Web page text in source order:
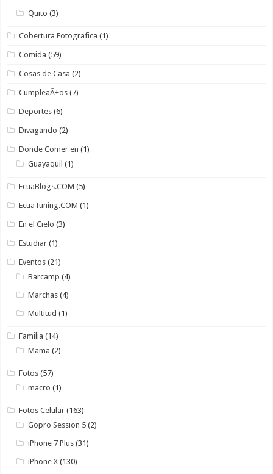
Quito (3)
Cobertura Fotografica (1)
Comida (59)
Cosas de Casa (2)
CumpleaÃ±os (7)
Deportes (6)
Divagando (2)
Donde Comer en (1)
Guayaquil (1)
EcuaBlogs.COM (5)
EcuaTuning.COM (1)
En el Cielo (3)
Estudiar (1)
Eventos (21)
Barcamp (4)
Marchas (4)
Multitud (1)
Familia (14)
Mama (2)
Fotos (57)
macro (1)
Fotos Celular (163)
Gopro Session 5 (2)
iPhone 7 Plus (31)
iPhone X (130)